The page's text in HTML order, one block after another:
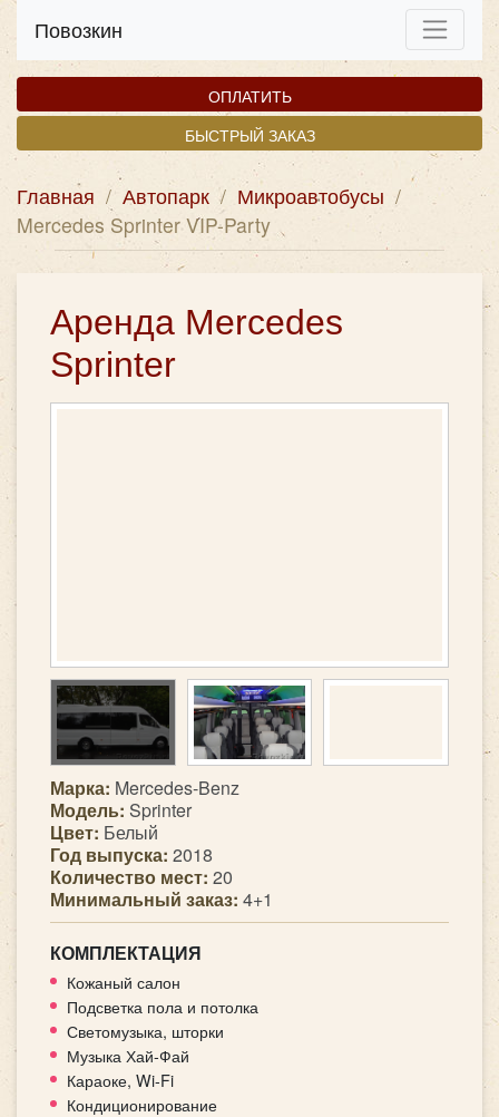
Повозкин
ОПЛАТИТЬ
БЫСТРЫЙ ЗАКАЗ
Главная / Автопарк / Микроавтобусы /
Mercedes Sprinter VIP-Party
Аренда Mercedes
Sprinter
Марка: Mercedes-Benz
Модель: Sprinter
Цвет: Белый
Год выпуска: 2018
Количество мест: 20
Минимальный заказ: 4+1
КОМПЛЕКТАЦИЯ
Кожаный салон
Подсветка пола и потолка
Светомузыка, шторки
Музыка Хай-Фай
Караоке, Wi-Fi
Кондиционирование